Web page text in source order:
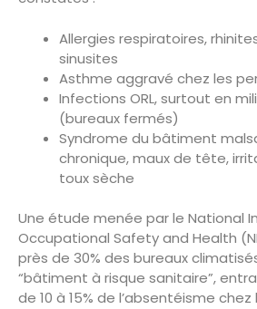
Allergies respiratoires,
sinusites
Asthme aggravé chez les
Infections ORL, surtout en
(bureaux fermés)
Syndrome du bâtiment
chronique, maux de tête,
toux sèche
Une étude menée par le National
Occupational Safety and Health
près de 30% des bureaux
“bâtiment à risque sanitaire”,
de 10 à 15% de l’absentéisme